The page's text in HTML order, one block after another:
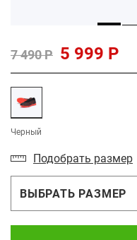
7 490 Р 5 999 Р
Черный
Подобрать размер
ВЫБРАТЬ РАЗМЕР